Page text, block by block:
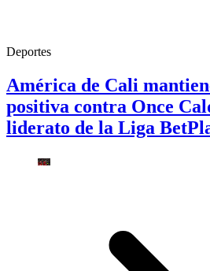
Deportes
América de Cali
positiva contra Once
liderato de la Liga